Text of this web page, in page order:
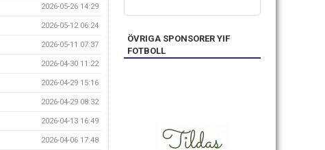
2026-05-26 14:29
2026-05-12 06:24
2026-05-11 07:37
2026-04-30 11:22
2026-04-29 15:16
2026-04-29 08:32
2026-04-13 16:49
2026-04-06 17:48
ÖVRIGA SPONSORER YIF
FOTBOLL